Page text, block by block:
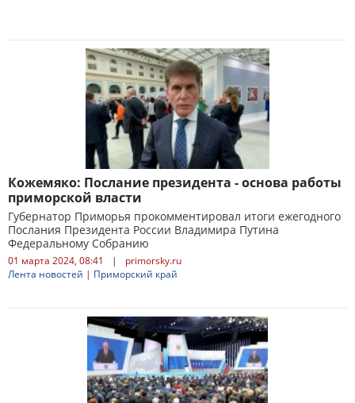
Кожемяко: Послание президента - основа работы
приморской власти
Губернатор Приморья прокомментировал итоги ежегодного
Послания Президента России Владимира Путина
Федеральному Собранию
01 марта 2024, 08:41 |
primorsky.ru
Лента новостей | Приморский край